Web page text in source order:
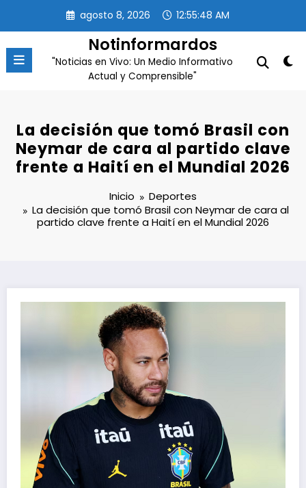
contenido
agosto 8, 2026 12:55:49 AM
Notinformardos
"Noticias en Vivo: Un Medio Informativo
Actual y Comprensible"
La decisión que tomó Brasil con
Neymar de cara al partido clave
frente a Haití en el Mundial 2026
Inicio
Deportes
La decisión que tomó Brasil con Neymar de cara al
partido clave frente a Haití en el Mundial 2026